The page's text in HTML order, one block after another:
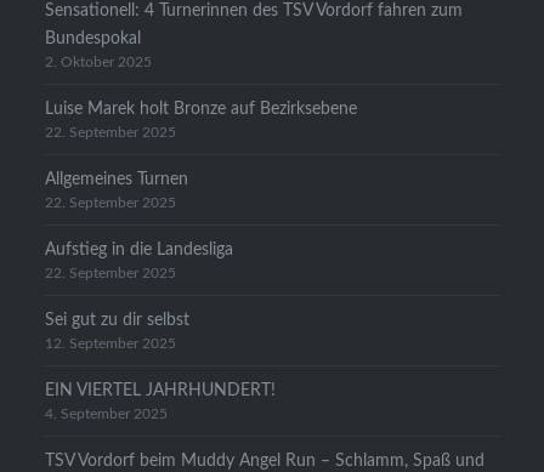
Sensationell: 4 Turnerinnen des TSV Vordorf fahren zum
Bundespokal
2. Oktober 2025
Luise Marek holt Bronze auf Bezirksebene
22. September 2025
Allgemeines Turnen
22. September 2025
Aufstieg in die Landesliga
22. September 2025
Sei gut zu dir selbst
12. September 2025
EIN VIERTEL JAHRHUNDERT!
4. September 2025
TSV Vordorf beim Muddy Angel Run – Schlamm, Spaß und